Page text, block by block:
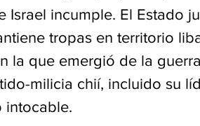
Israel incumple. El Estado
tropas en territorio
la que emergió de la
milicia chií, incluido su
intocable.